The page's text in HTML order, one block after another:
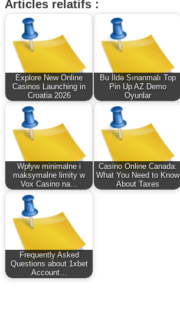
Articles relatifs :
Explore New Online
Casinos Launching in
Croatia 2026
Bu İldə Sınanmalı Top
Pin Up AZ Demo
Oyunlar
Wpływ minimalne i
maksymalne limity w
Vox Casino na…
Casino Online Canada:
What You Need to Know
About Taxes
Frequently Asked
Questions about 1xbet
Account…